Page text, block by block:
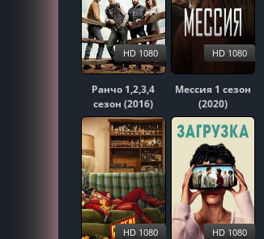
Ранчо 1,2,3,4
сезон (2016)
HD 1080
Мессия 1 сезон
(2020)
HD 1080
HD 1080 HD 1080